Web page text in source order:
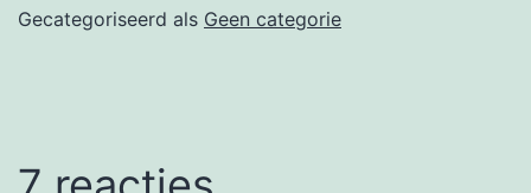
Gecategoriseerd als Geen categorie